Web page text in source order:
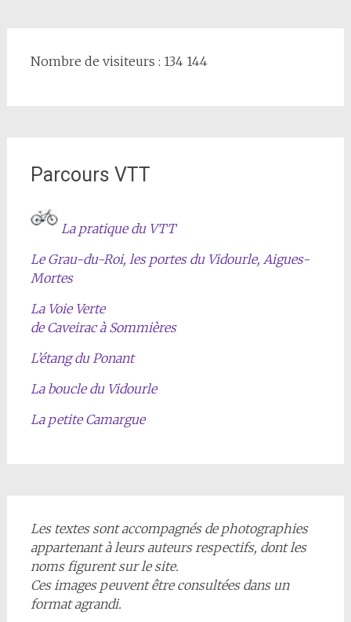
Nombre de visiteurs : 134 144
Parcours VTT
La pratique du VTT
Le Grau-du-Roi, les portes du Vidourle, Aigues-
Mortes
La Voie Verte
de Caveirac à Sommières
L’étang du Ponant
La boucle du Vidourle
La petite Camargue
Les textes sont accompagnés de photographies
appartenant à leurs auteurs respectifs, dont les
noms figurent sur le site.
Ces images peuvent être consultées dans un
format agrandi.